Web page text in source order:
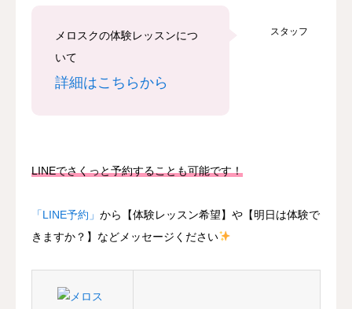
スタッフ
メロスクの体験レッスンにつ
いて
詳細はこちらから
LINEでさくっと予約することも可能です！
「LINE予約」 から【体験レッスン希望】や【明日は体験で
きますか？】などメッセージください